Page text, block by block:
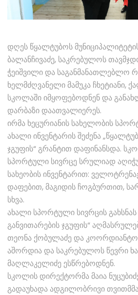
დღეს წყალტუბოს
ბალანჩივაძე, საკრებულოს
ჭეიშვილი და საგანმანათლებლო
ხელმძღვანელი მამუკა ჩხეტიანი,
სკოლაში იმყოფებოდნენ და
დარბაზი დაათვალიერეს.
ირმა ხეცურიანის სახელობის
ახალი ინვენტარის შეძენა
ჯგუფის“ გრანტით დაფინანსდა.
სპორტული სივრცე სრულიად
სახეობის ინვენტარით:
დაფებით, მაგიდის ჩოგბურთით,
სხვა.
ახალი სპორტული სივრცის
განვითარების ჯგუფის“
თეონა ქობულაძე და
აშორდია და საკრებულოს წევრი
მაღლაკელიძე ესწრებოდნენ.
სკოლის დირექტორმა მაია
გადაუხადა ადგილობრივი